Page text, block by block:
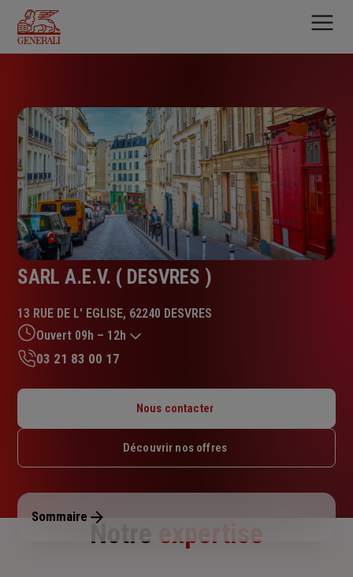
contenu
principal
SARL A.E.V. ( DESVRES )
13 RUE DE L' EGLISE, 62240 DESVRES
Ouvert 09h – 12h
Jeudi : 09h – 12h
Dimanche : Fermé
03 21 83 00 17
Nous contacter
Découvrir nos offres
Sommaire
Notre expertise